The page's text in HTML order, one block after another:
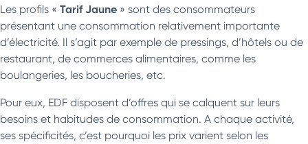
Les profils « Tarif Jaune » sont des consommateurs
présentant une consommation relativement importante
d’électricité. Il s’agit par exemple de pressings, d’hôtels ou de
restaurant, de commerces alimentaires, comme les
boulangeries, les boucheries, etc.
Pour eux, EDF disposent d’offres qui se calquent sur leurs
besoins et habitudes de consommation. A chaque activité,
ses spécificités, c’est pourquoi les prix varient selon les